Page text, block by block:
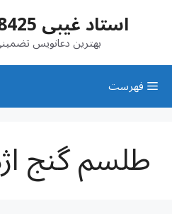
استاد غیبی 00442032398425
بهترین دعانویس
فهرست
طلسم گنج